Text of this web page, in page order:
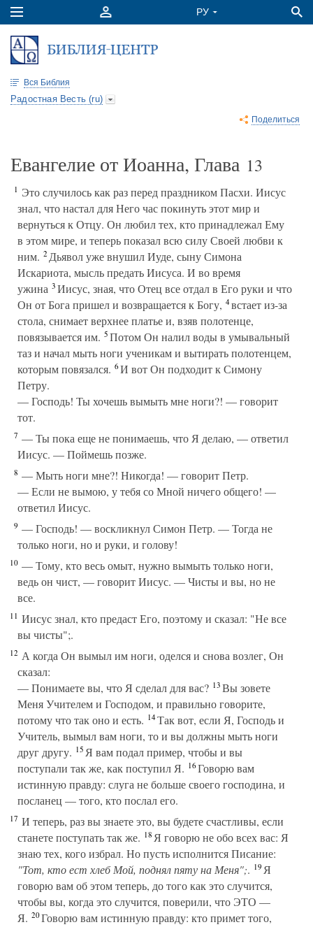
Вся Библия
Радостная Весть (ru)
Поделиться
Евангелие от Иоанна, Глава 13
1 Это случилось как раз перед праздником Пасхи. Иисус
знал, что настал для Него час покинуть этот мир и
вернуться к Отцу. Он любил тех, кто принадлежал Ему
в этом мире, и теперь показал всю силу Своей любви к
ним. 2Дьявол уже внушил Иуде, сыну Симона
Искариота, мысль предать Иисуса. И во время
ужина 3Иисус, зная, что Отец все отдал в Его руки и что
Он от Бога пришел и возвращается к Богу, 4встает из-за
стола, снимает верхнее платье и, взяв полотенце,
повязывается им. 5Потом Он налил воды в умывальный
таз и начал мыть ноги ученикам и вытирать полотенцем,
которым повязался. 6И вот Он подходит к Симону
Петру.
— Господь! Ты хочешь вымыть мне ноги?! — говорит
тот.
7 — Ты пока еще не понимаешь, что Я делаю, — ответил
Иисус. — Поймешь позже.
8 — Мыть ноги мне?! Никогда! — говорит Петр.
— Если не вымою, у тебя со Мной ничего общего! —
ответил Иисус.
9 — Господь! — воскликнул Симон Петр. — Тогда не
только ноги, но и руки, и голову!
10 — Тому, кто весь омыт, нужно вымыть только ноги,
ведь он чист, — говорит Иисус. — Чисты и вы, но не
все.
11 Иисус знал, кто предаст Его, поэтому и сказал: "Не все
вы чисты";.
12 А когда Он вымыл им ноги, оделся и снова возлег, Он
сказал:
— Понимаете вы, что Я сделал для вас? 13Вы зовете
Меня Учителем и Господом, и правильно говорите,
потому что так оно и есть. 14Так вот, если Я, Господь и
Учитель, вымыл вам ноги, то и вы должны мыть ноги
друг другу. 15Я вам подал пример, чтобы и вы
поступали так же, как поступил Я. 16Говорю вам
истинную правду: слуга не больше своего господина, и
посланец — того, кто послал его.
17 И теперь, раз вы знаете это, вы будете счастливы, если
станете поступать так же. 18Я говорю не обо всех вас: Я
знаю тех, кого избрал. Но пусть исполнится Писание:
"Тот, кто ест хлеб Мой, поднял пяту на Меня";. 19Я
говорю вам об этом теперь, до того как это случится,
чтобы вы, когда это случится, поверили, что ЭТО —
Я. 20Говорю вам истинную правду: кто примет того,